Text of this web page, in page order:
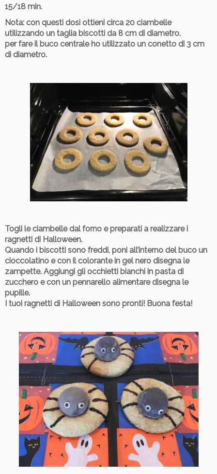
15/18 min.
Nota: con questi dosi ottieni circa 20 ciambelle
utilizzando un taglia biscotti da 8 cm di diametro.
per fare il buco centrale ho utilizzato un conetto di 3 cm
di diametro.
Togli le ciambelle dal forno e preparati a realizzare i
ragnetti di Halloween.
Quando i biscotti sono freddi, poni all’interno del buco un
cioccolatino e con il colorante in gel nero disegna le
zampette. Aggiungi gli occhietti bianchi in pasta di
zucchero e con un pennarello alimentare disegna le
pupille.
I tuoi ragnetti di Halloween sono pronti! Buona festa!